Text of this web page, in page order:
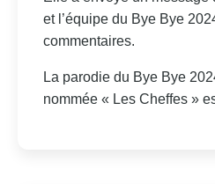
et l’équipe du Bye Bye
commentaires.
La parodie du Bye Bye
nommée « Les Cheffes »